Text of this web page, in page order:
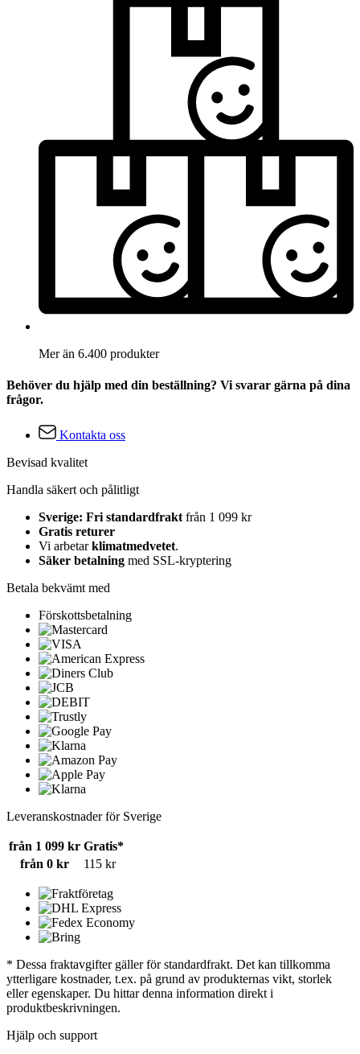
Mer än 6.400 produkter
Behöver du hjälp med din beställning? Vi svarar gärna på dina
frågor.
Kontakta oss
Bevisad kvalitet
Handla säkert och pålitligt
Sverige: Fri standardfrakt från 1 099 kr
Gratis returer
Vi arbetarklimatmedvetet.
Säker betalning med SSL-kryptering
Betala bekvämt med
Förskottsbetalning
Leveranskostnader för Sverige
från 1 099 kr Gratis*
från 0 kr
115 kr
* Dessa fraktavgifter gäller för standardfrakt. Det kan tillkomma
ytterligare kostnader, t.ex. på grund av produkternas vikt, storlek
eller egenskaper. Du hittar denna information direkt i
produktbeskrivningen.
Hjälp och support